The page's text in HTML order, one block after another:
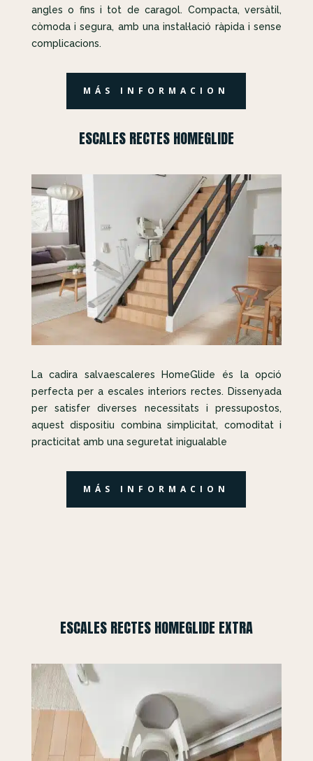
angles o fins i tot de caragol. Compacta, versàtil,
còmoda i segura, amb una instal·lació ràpida i sense
complicacions.
MÁS INFORMACION
ESCALES RECTES HOMEGLIDE
La cadira salvaescaleres HomeGlide és la opció
perfecta per a escales interiors rectes. Dissenyada
per satisfer diverses necessitats i pressupostos,
aquest dispositiu combina simplicitat, comoditat i
practicitat amb una seguretat inigualable
MÁS INFORMACION
ESCALES RECTES HOMEGLIDE EXTRA